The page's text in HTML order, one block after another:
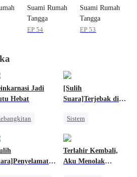
Suami Rumah
Tangga
EP54
Suami Rumah
Tangga
EP53
Jadi
Hebat
[Sulih
Suara]Terjebak di
Pelayan Iblisku,
Sistem
Terlahir Kembali,
Aku Menolak